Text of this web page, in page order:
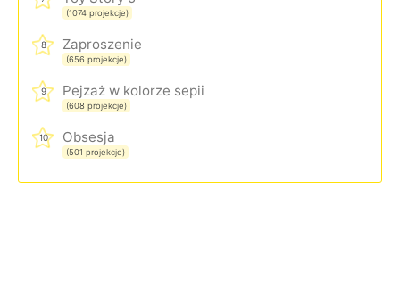
(1074 projekcje)
8 Zaproszenie
(656 projekcje)
9 Pejzaż w kolorze sepii
(608 projekcje)
10 Obsesja
(501 projekcje)